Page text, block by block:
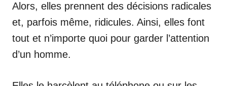
Alors, elles prennent des décisions radicales
et, parfois même, ridicules. Ainsi, elles font
tout et n’importe quoi pour garder l’attention
d’un homme.